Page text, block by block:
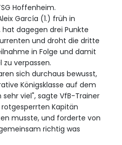
Hoffenheim.
García (1.) früh in
dagegen drei Punkte
und droht die dritte
in Folge und damit
zu verpassen.
sich durchaus bewusst,
Königsklasse auf dem
sehr viel", sagte VfB-Trainer
Kapitän
musste, und forderte von
richtig was